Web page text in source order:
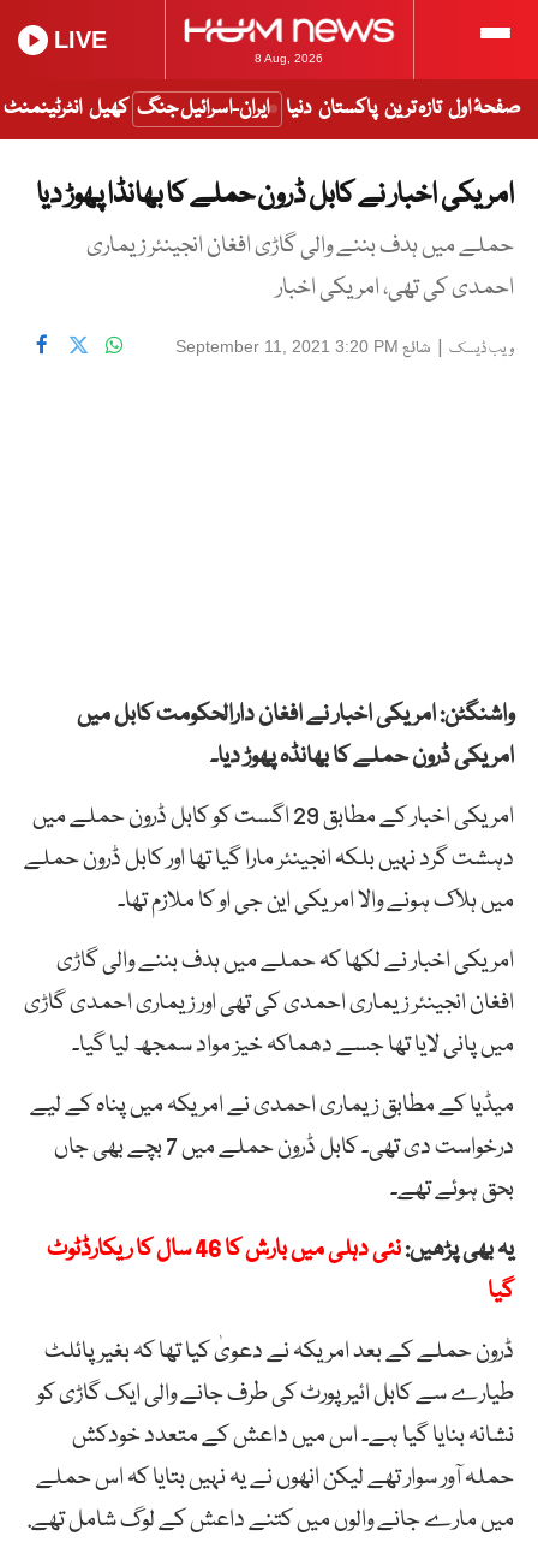
8 Aug, 2026
LIVE
صفحۂ اول تازہ ترین پاکستان دنیا ایران-اسرائیل جنگ کھیل انٹرٹینمنٹ
امریکی اخبار نے کابل ڈرون حملے کا بھانڈا پھوڑ دیا
حملے میں ہدف بننے والی گاڑی افغان انجینئر زیماری
احمدی کی تھی، امریکی اخبار
ویب ڈیسک | شائع September 11, 2021 3:20 PM
واشنگٹن: امریکی اخبار نے افغان دارالحکومت کابل میں
امریکی ڈرون حملے کا بھانڈہ پھوڑ دیا۔
امریکی اخبار کے مطابق 29 اگست کو کابل ڈرون حملے میں
دہشت گرد نہیں بلکہ انجینئر مارا گیا تھا اور کابل ڈرون حملے
میں ہلاک ہونے والا امریکی این جی او کا ملازم تھا۔
امریکی اخبار نے لکھا کہ حملے میں ہدف بننے والی گاڑی
افغان انجینئر زیماری احمدی کی تھی اور زیماری احمدی گاڑی
میں پانی لایا تھا جسے دھماکہ خیز مواد سمجھ لیا گیا۔
میڈیا کے مطابق زیماری احمدی نے امریکہ میں پناہ کے لیے
درخواست دی تھی۔ کابل ڈرون حملے میں 7 بچے بھی جاں
بحق ہوئے تھے۔
یہ بھی پڑھیں:
نئی دہلی میں بارش کا 46 سال کا ریکارڈٹوٹ
گیا
ڈرون حملے کے بعد امریکہ نے دعویٰ کیا تھا کہ بغیر پائلٹ
طیارے سے کابل ائیرپورٹ کی طرف جانے والی ایک گاڑی کو
نشانہ بنایا گیا ہے۔ اس میں داعش کے متعدد خودکش
حملہ آور سوار تھے لیکن انھوں نے یہ نہیں بتایا کہ اس حملے
میں مارے جانے والوں میں کتنے داعش کے لوگ شامل تھے.